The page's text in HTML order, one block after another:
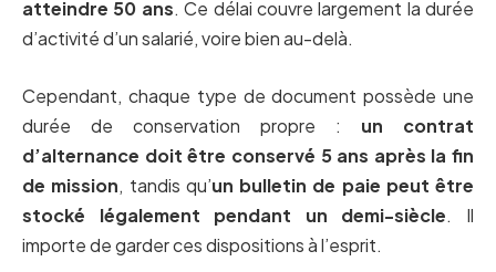
atteindre 50 ans. Ce délai couvre largement la durée
d’activité d’un salarié, voire bien au-delà.
Cependant, chaque type de document possède une
durée de conservation propre : un contrat
d’alternance doit être conservé 5 ans après la fin
de mission, tandis qu’un bulletin de paie peut être
stocké légalement pendant un demi-siècle. Il
importe de garder ces dispositions à l’esprit.